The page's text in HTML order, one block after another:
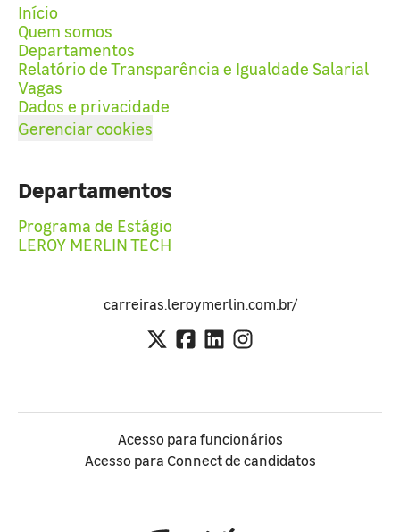
Início
Quem somos
Departamentos
Relatório de Transparência e Igualdade Salarial
Vagas
Dados e privacidade
Gerenciar cookies
Departamentos
Programa de Estágio
LEROY MERLIN TECH
carreiras.leroymerlin.com.br/
Acesso para funcionários
Acesso para Connect de candidatos